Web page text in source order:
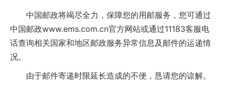
中国邮政将竭尽全力，保障您的用邮服务，您可通过
中国邮政www.ems.com.cn官方网站或通过11183客服电
话查询相关国家和地区邮政服务异常信息及邮件的运递情
况。
由于邮件寄递时限延长造成的不便，恳请您的谅解。